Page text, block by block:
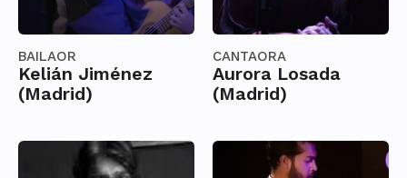
BAILAOR
Kelián Jiménez
(Madrid)
CANTAORA
Aurora Losada
(Madrid)